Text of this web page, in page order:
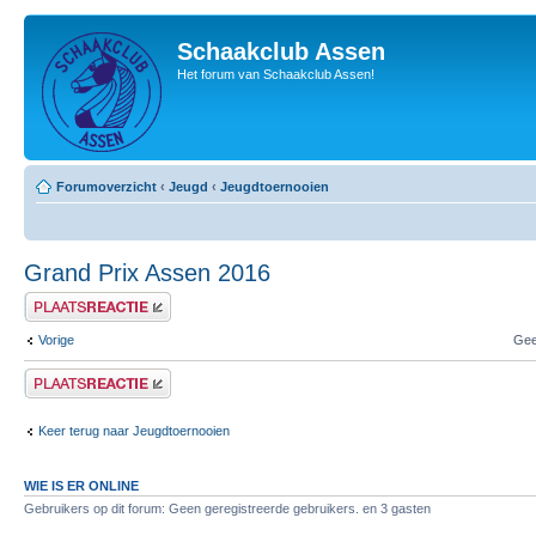
Schaakclub Assen
Het forum van Schaakclub Assen!
Forumoverzicht ‹ Jeugd ‹ Jeugdtoernooien
Grand Prix Assen 2016
Plaats een reactie
Vorige
Plaats een reactie
Keer terug naar Jeugdtoernooien
WIE IS ER ONLINE
Gebruikers op dit forum: Geen geregistreerde gebruikers. en 3 gasten